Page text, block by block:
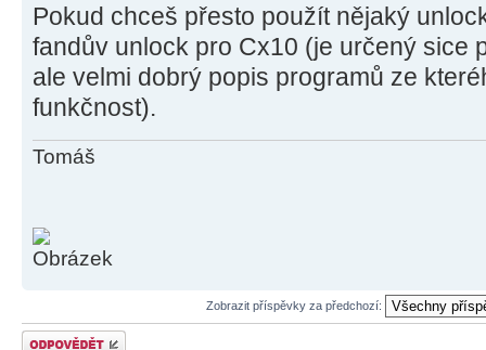
Pokud chceš přesto použít nějaký
fandův unlock pro Cx10 (je určený sice
ale velmi dobrý popis programů ze
funkčnost).
Tomáš
Zobrazit příspěvky za předchozí:
Odeslat odpověď